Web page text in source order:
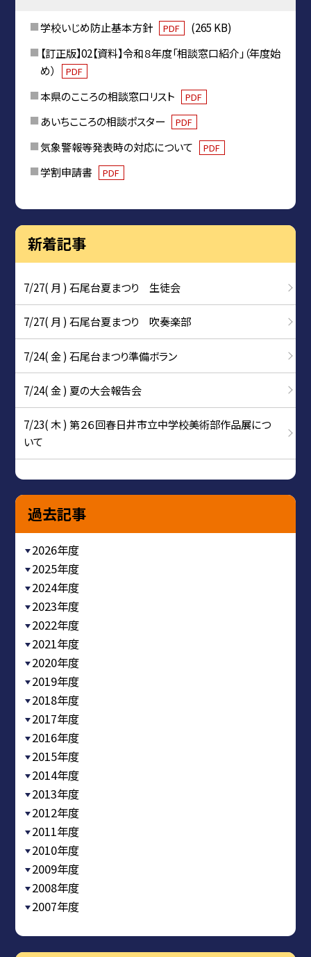
学校いじめ防止基本方針 PDF
(265 KB)
【訂正版】02【資料】令和８年度「相談窓口紹介」（年度始
め）
PDF
本県のこころの相談窓口リスト PDF
あいちこころの相談ポスター PDF
気象警報等発表時の対応について PDF
学割申請書 PDF
新着記事
7/27( 月 ) 石尾台夏まつり 生徒会
7/27( 月 ) 石尾台夏まつり 吹奏楽部
7/24( 金 ) 石尾台まつり準備ボラン
7/24( 金 ) 夏の大会報告会
7/23( 木 ) 第２６回春日井市立中学校美術部作品展につ
いて
過去記事
2026年度
2025年度
2024年度
2023年度
2022年度
2021年度
2020年度
2019年度
2018年度
2017年度
2016年度
2015年度
2014年度
2013年度
2012年度
2011年度
2010年度
2009年度
2008年度
2007年度